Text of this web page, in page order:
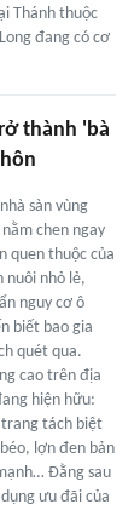
Thánh thuộc
đang có cơ
thành 'bà
sàn vùng
chen ngay
quen thuộc của
nuôi nhỏ lẻ,
nguy cơ ô
biết bao gia
quét qua.
cao trên địa
hiện hữu:
tách biệt
lợn đen bản
Đằng sau
ưu đãi của